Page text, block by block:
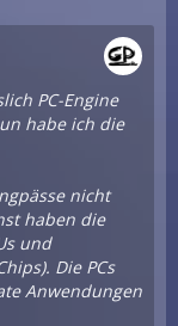
PC-Engine
habe ich die
nicht
haben die
und
Die PCs
Anwendungen